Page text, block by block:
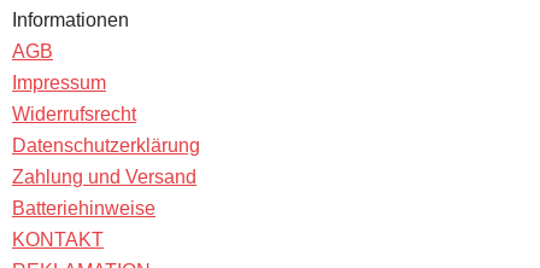
Informationen
AGB
Impressum
Widerrufsrecht
Datenschutzerklärung
Zahlung und Versand
Batteriehinweise
KONTAKT